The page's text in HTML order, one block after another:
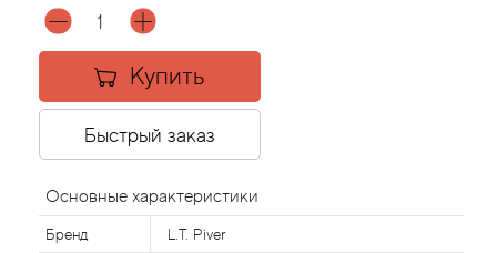
Купить
Быстрый заказ
Основные характеристики
Бренд L.T. Piver
Acqua di Parma
Acqua di Sardegna
Adidas
Aedes de Venustas